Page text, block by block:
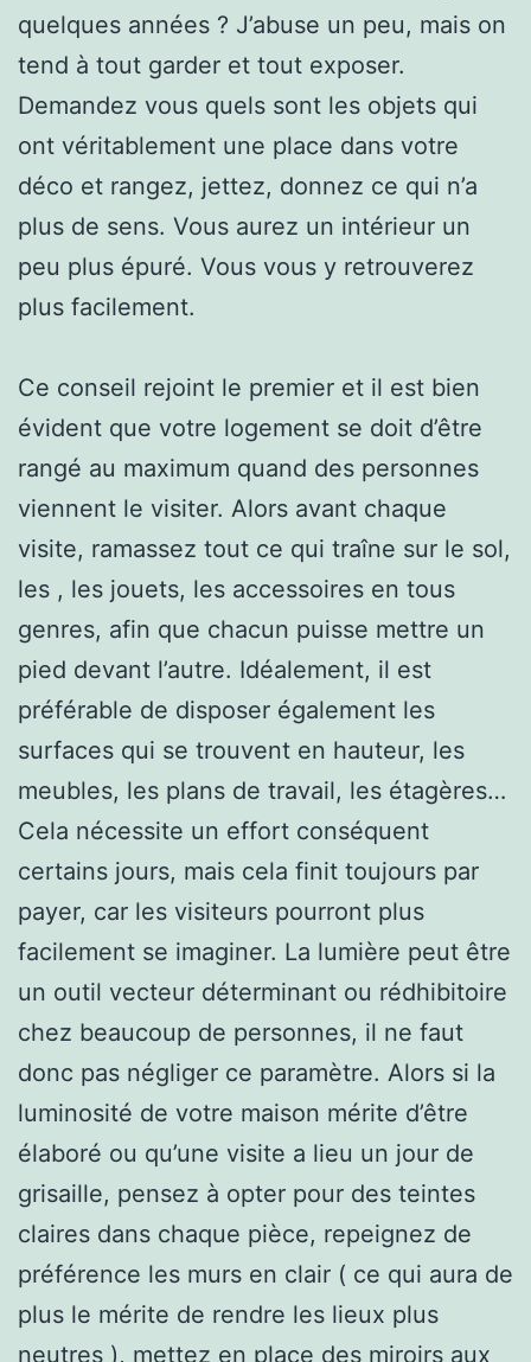
quelques années ? J’abuse un peu, mais on
tend à tout garder et tout exposer.
Demandez vous quels sont les objets qui
ont véritablement une place dans votre
déco et rangez, jettez, donnez ce qui n’a
plus de sens. Vous aurez un intérieur un
peu plus épuré. Vous vous y retrouverez
plus facilement.
Ce conseil rejoint le premier et il est bien
évident que votre logement se doit d’être
rangé au maximum quand des personnes
viennent le visiter. Alors avant chaque
visite, ramassez tout ce qui traîne sur le sol,
les , les jouets, les accessoires en tous
genres, afin que chacun puisse mettre un
pied devant l’autre. Idéalement, il est
préférable de disposer également les
surfaces qui se trouvent en hauteur, les
meubles, les plans de travail, les étagères…
Cela nécessite un effort conséquent
certains jours, mais cela finit toujours par
payer, car les visiteurs pourront plus
facilement se imaginer. La lumière peut être
un outil vecteur déterminant ou rédhibitoire
chez beaucoup de personnes, il ne faut
donc pas négliger ce paramètre. Alors si la
luminosité de votre maison mérite d’être
élaboré ou qu’une visite a lieu un jour de
grisaille, pensez à opter pour des teintes
claires dans chaque pièce, repeignez de
préférence les murs en clair ( ce qui aura de
plus le mérite de rendre les lieux plus
neutres ), mettez en place des miroirs aux